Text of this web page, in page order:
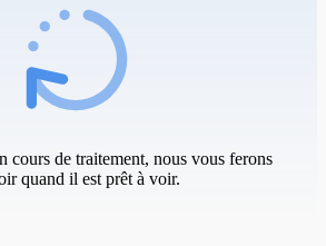
cours de traitement, nous vous ferons
quand il est prêt à voir.